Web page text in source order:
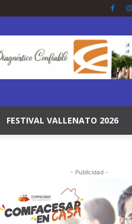
FESTIVAL VALLENATO 2026
- Publicidad -